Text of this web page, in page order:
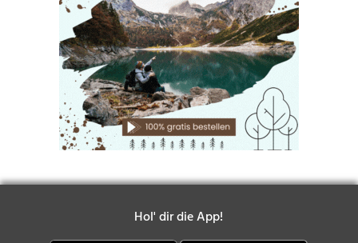
Hol' dir die App!